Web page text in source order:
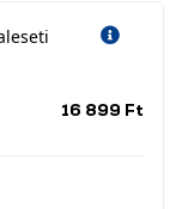
16 899 Ft